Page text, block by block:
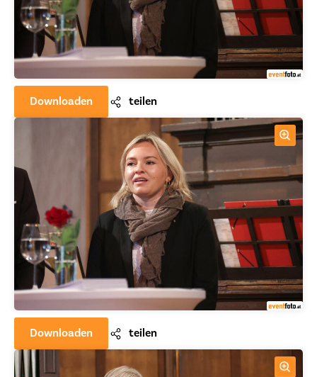
Downloaden teilen
Downloaden teilen